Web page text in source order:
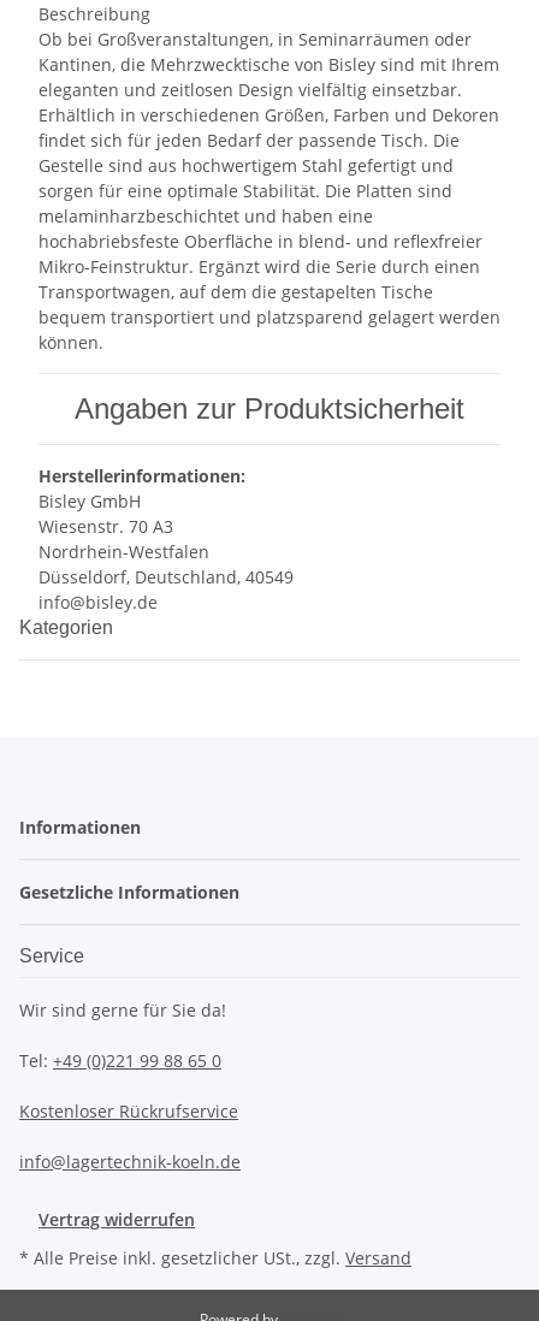
Beschreibung
Ob bei Großveranstaltungen, in Seminarräumen oder
Kantinen, die Mehrzwecktische von Bisley sind mit Ihrem
eleganten und zeitlosen Design vielfältig einsetzbar.
Erhältlich in verschiedenen Größen, Farben und Dekoren
findet sich für jeden Bedarf der passende Tisch. Die
Gestelle sind aus hochwertigem Stahl gefertigt und
sorgen für eine optimale Stabilität. Die Platten sind
melaminharzbeschichtet und haben eine
hochabriebsfeste Oberfläche in blend- und reflexfreier
Mikro-Feinstruktur. Ergänzt wird die Serie durch einen
Transportwagen, auf dem die gestapelten Tische
bequem transportiert und platzsparend gelagert werden
können.
Angaben zur Produktsicherheit
Herstellerinformationen:
Bisley GmbH
Wiesenstr. 70 A3
Nordrhein-Westfalen
Düsseldorf, Deutschland, 40549
info@bisley.de
Kategorien
Informationen
Gesetzliche Informationen
Service
Wir sind gerne für Sie da!
Tel: +49 (0)221 99 88 65 0
Kostenloser Rückrufservice
info@lagertechnik-koeln.de
Vertrag widerrufen
* Alle Preise inkl. gesetzlicher USt., zzgl. Versand